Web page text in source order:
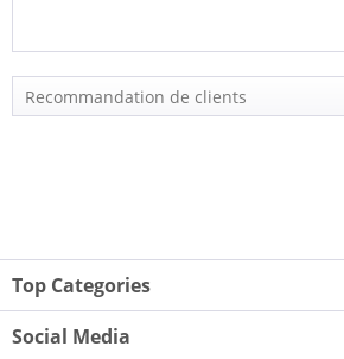
Top Categories
Social Media